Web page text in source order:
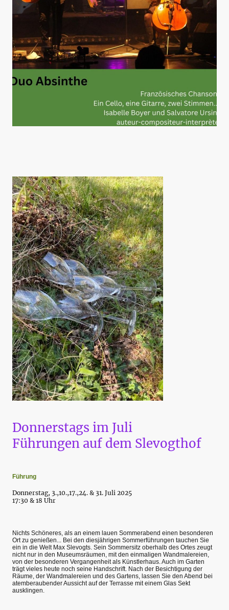
Donnerstags im Juli
Führungen auf dem Slevogthof
Führung
Donnerstag, 3.,10.,17.,24. & 31. Juli 2025
17:30 & 18 Uhr
Nichts Schöneres, als an einem lauen Sommerabend einen besonderen
Ort zu genießen... Bei den diesjährigen Sommerführungen tauchen Sie
ein in die Welt Max Slevogts. Sein Sommersitz oberhalb des Ortes zeugt
nicht nur in den Museumsräumen, mit den einmaligen Wandmalereien,
von der besonderen Vergangenheit als Künstlerhaus. Auch im Garten
trägt vieles heute noch seine Handschrift. Nach der Besichtigung der
Räume, der Wandmalereien und des Gartens, lassen Sie den Abend bei
atemberaubender Aussicht auf der Terrasse mit einem Glas Sekt
ausklingen.